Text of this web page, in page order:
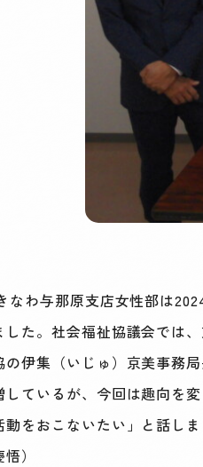
わ与那原支店女性部は
した。社会福祉協議会では
伊集（いじゅ）京美事務
しているが、今回は趣向を
をおこないたい」と話しま
）